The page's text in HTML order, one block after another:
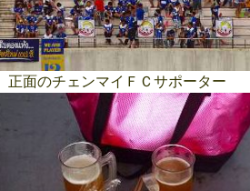
正面のチェンマイＦＣサポーター